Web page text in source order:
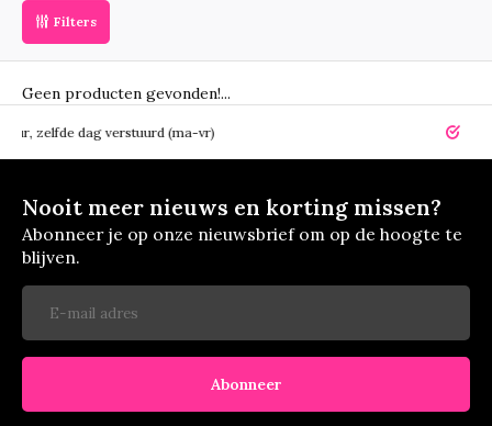
Filters
Geen producten gevonden!...
dag verstuurd (ma-vr) 14 dagen
Nooit meer nieuws en korting missen?
Abonneer je op onze nieuwsbrief om op de hoogte te
blijven.
Abonneer